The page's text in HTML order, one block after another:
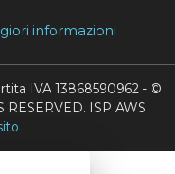
informazioni
IVA 13868590962 - ©
ISP AWS